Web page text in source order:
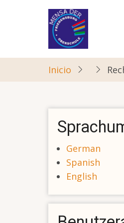
Inicio
German
Spanish
English